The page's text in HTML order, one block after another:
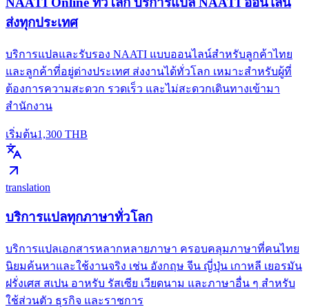
ส่งทุกประเทศ
บริการแปลและรับรอง NAATI แบบออนไลน์สำหรับลูกค้าไทย
และลูกค้าที่อยู่ต่างประเทศ ส่งงานได้ทั่วโลก เหมาะสำหรับผู้ที่
ต้องการความสะดวก รวดเร็ว และไม่สะดวกเดินทางเข้ามา
สำนักงาน
เริ่มต้น1,300 THB
translation
บริการแปลทุกภาษาทั่วโลก
บริการแปลเอกสารหลากหลายภาษา ครอบคลุมภาษาที่คนไทย
นิยมค้นหาและใช้งานจริง เช่น อังกฤษ จีน ญี่ปุ่น เกาหลี เยอรมัน
ฝรั่งเศส สเปน อาหรับ รัสเซีย เวียดนาม และภาษาอื่น ๆ สำหรับ
ใช้ส่วนตัว ธุรกิจ และราชการ